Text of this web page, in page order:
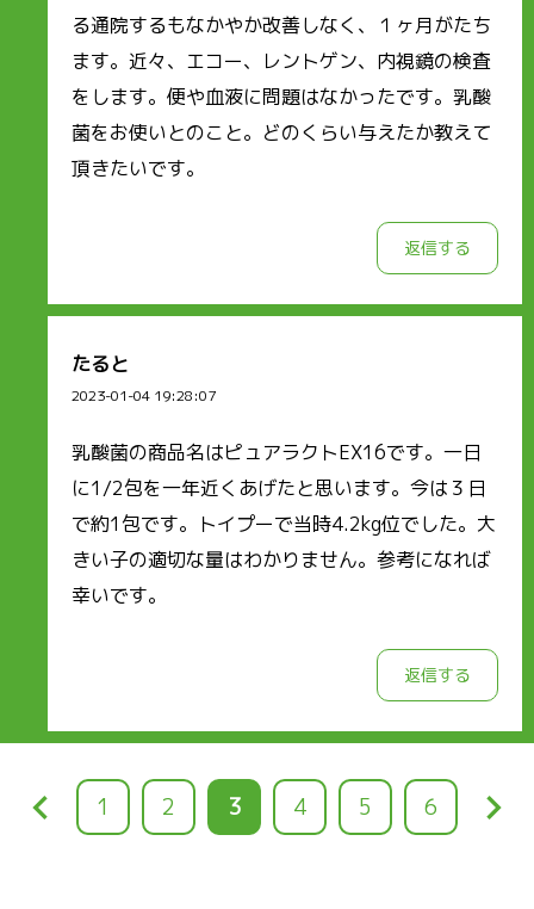
る通院するもなかやか改善しなく、１ヶ月がたち
ます。近々、エコー、レントゲン、内視鏡の検査
をします。便や血液に問題はなかったです。乳酸
菌をお使いとのこと。どのくらい与えたか教えて
頂きたいです。
返信する
たると
2023-01-04 19:28:07
乳酸菌の商品名はピュアラクトEX16です。一日
に1/2包を一年近くあげたと思います。今は３日
で約1包です。トイプーで当時4.2kg位でした。大
きい子の適切な量はわかりません。参考になれば
幸いです。
返信する
keyboard_arrow_left
ペ
1
ペ
2
カ
3
ペ
4
ペ
5
ペ
6 keyboard_arrow_right